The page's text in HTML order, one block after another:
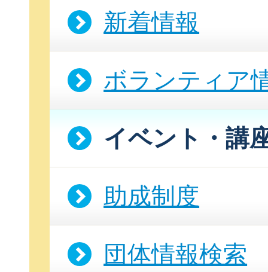
新着情報
ボランティア
イベント・講
助成制度
団体情報検索